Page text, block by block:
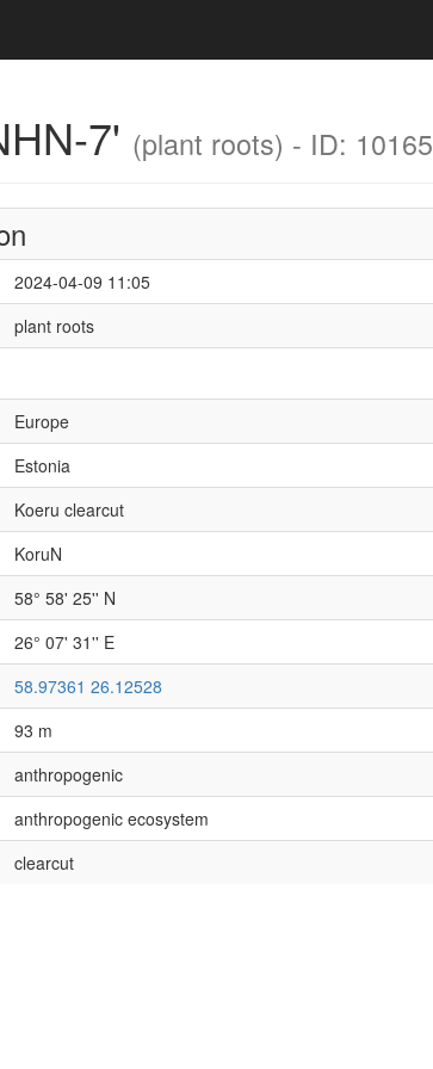
7' (plant roots) - ID: 10165
2024-04-09 11:05
plant roots
Europe
Estonia
Koeru clearcut
KoruN
58° 58' 25'' N
26° 07' 31'' E
58.97361 26.12528
93 m
anthropogenic
anthropogenic ecosystem
clearcut